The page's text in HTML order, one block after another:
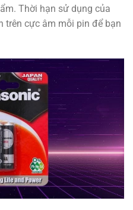
Thời hạn sử dụng của
trên cực âm mỗi pin để bạn